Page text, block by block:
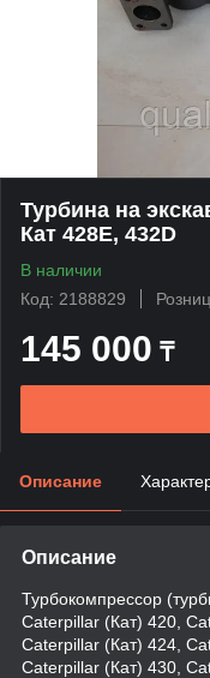
Турбина на
Кат 428E, 432D
В наличии
Код: 2188829
145 000 ₸
Описание
Описание
Турбокомпрессор
Caterpillar (Кат) 420,
Caterpillar (Кат) 424,
Caterpillar (Кат) 430,